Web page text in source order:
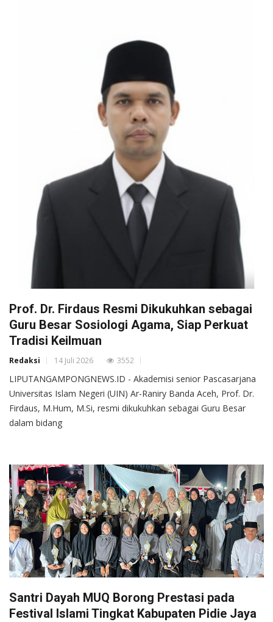
Prof. Dr. Firdaus Resmi Dikukuhkan sebagai
Guru Besar Sosiologi Agama, Siap Perkuat
Tradisi Keilmuan
Redaksi 14 Juli 2026 3552
LIPUTANGAMPONGNEWS.ID - Akademisi senior Pascasarjana
Universitas Islam Negeri (UIN) Ar-Raniry Banda Aceh, Prof. Dr.
Firdaus, M.Hum, M.Si, resmi dikukuhkan sebagai Guru Besar
dalam bidang
Santri Dayah MUQ Borong Prestasi pada
Festival Islami Tingkat Kabupaten Pidie Jaya